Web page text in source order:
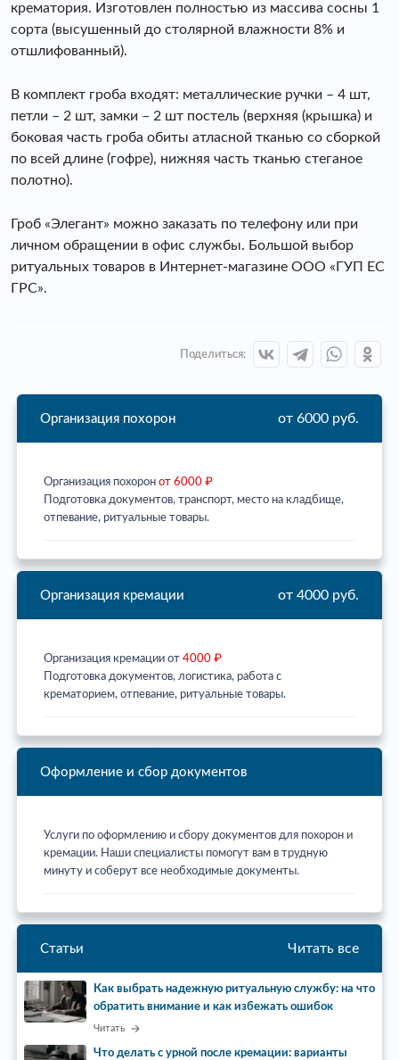
крематория. Изготовлен полностью из массива сосны 1
сорта (высушенный до столярной влажности 8% и
отшлифованный).
В комплект гроба входят: металлические ручки – 4 шт,
петли – 2 шт, замки – 2 шт постель (верхняя (крышка) и
боковая часть гроба обиты атласной тканью со сборкой
по всей длине (гофре), нижняя часть тканью стеганое
полотно).
Гроб «Элегант» можно заказать по телефону или при
личном обращении в офис службы. Большой выбор
ритуальных товаров в Интернет-магазине ООО «ГУП ЕС
ГРС».
Поделиться:
Организация похорон от 6000 руб.
Организация похорон от 6000 ₽
Подготовка документов, транспорт, место на кладбище,
отпевание, ритуальные товары.
Организация кремации от 4000 руб.
Организация кремации от 4000 ₽
Подготовка документов, логистика, работа с
крематорием, отпевание, ритуальные товары.
Оформление и сбор документов
Услуги по оформлению и сбору документов для похорон и
кремации. Наши специалисты помогут вам в трудную
минуту и соберут все необходимые документы.
Статьи Читать все
Как выбрать надежную ритуальную службу: на что
обратить внимание и как избежать ошибок
Читать
Что делать с урной после кремации: варианты